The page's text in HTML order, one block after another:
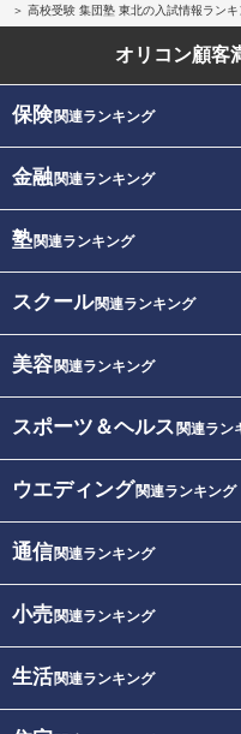
高校受験 集団塾 東北の入試情報ラン
オリコン顧客
保険関連ランキング
金融関連ランキング
塾関連ランキング
スクール関連ランキング
美容関連ランキング
スポーツ＆ヘルス 関連ラン
ウエディング関連ランキング
通信関連ランキング
小売関連ランキング
生活関連ランキング